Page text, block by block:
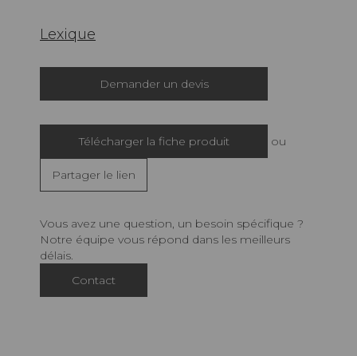
Lexique
Demander un devis
Télécharger la fiche produit ou
Partager le lien
Vous avez une question, un besoin spécifique ?
Notre équipe vous répond dans les meilleurs
délais.
Contact